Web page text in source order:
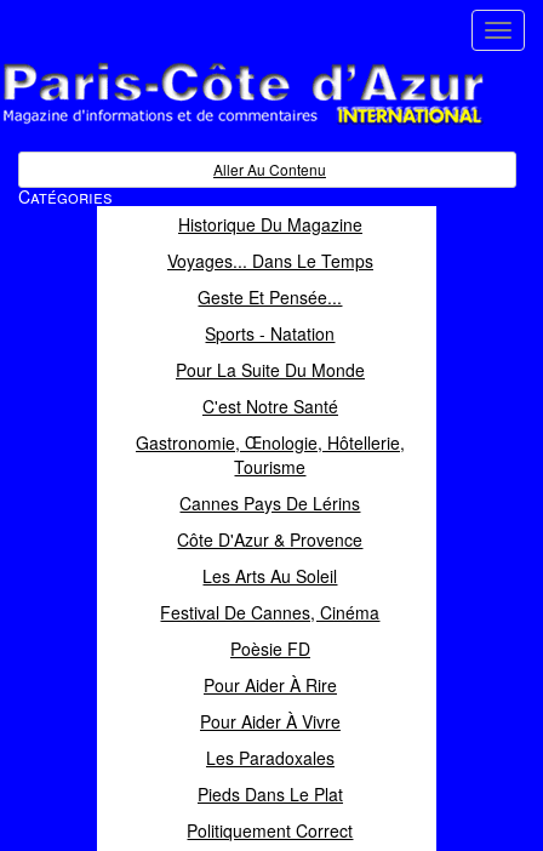
Magazine d'informations et de commentaires
Aller Au Contenu
Catégories
Historique Du Magazine
Voyages... Dans Le Temps
Geste Et Pensée...
Sports - Natation
Pour La Suite Du Monde
C'est Notre Santé
Gastronomie, Œnologie, Hôtellerie,
Tourisme
Cannes Pays De Lérins
Côte D'Azur & Provence
Les Arts Au Soleil
Festival De Cannes, Cinéma
Poèsie FD
Pour Aider À Rire
Pour Aider À Vivre
Les Paradoxales
Pieds Dans Le Plat
Politiquement Correct